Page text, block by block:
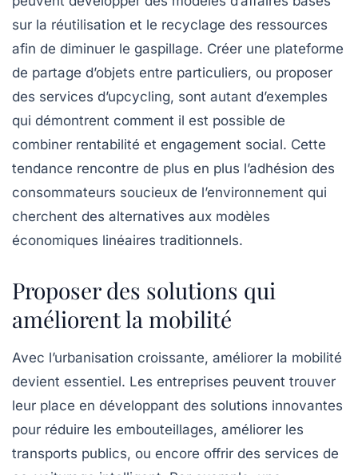
sur la réutilisation et le recyclage des ressources
afin de diminuer le gaspillage. Créer une plateforme
de partage d’objets entre particuliers, ou proposer
des services d’upcycling, sont autant d’exemples
qui démontrent comment il est possible de
combiner rentabilité et engagement social. Cette
tendance rencontre de plus en plus l’adhésion des
consommateurs soucieux de l’environnement qui
cherchent des alternatives aux modèles
économiques linéaires traditionnels.
Proposer des solutions qui
améliorent la mobilité
Avec l’urbanisation croissante, améliorer la mobilité
devient essentiel. Les entreprises peuvent trouver
leur place en développant des solutions innovantes
pour réduire les embouteillages, améliorer les
transports publics, ou encore offrir des services de